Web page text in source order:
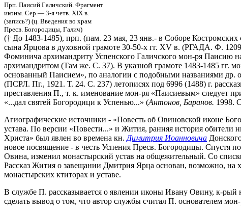
Прп. Паисий Галичский. Фрагмент
иконы. Сер.— 3-я четв. XIX в.
(запись?) (ц. Введения во храм
Пресв. Богородицы, Галич)
(† До 1483-1485), прп. (пам. 23 мая, 23 янв.- в Соборе
сына Ярцова в духовной грамоте 30-50-х гг. XV в. (РГАДА. Ф.
Фоминича архимандриту Успенского Галичского мон-ря Паисию
архимандритом (Там же. С. 37). В указной грамоте 1483-1485 гг.
основанный Паисием», по аналогии с подобными названиями
(ПСРЛ. Пг., 1921. Т. 24. С. 237) летописях под 6996 (1488) г.
преставления П., т. к. именование мон-ря «Паисиевым» следует
«...дал святей Богородици к Успенью...» (Антонов, Баранов. 1998.
Агиографические источники - «Повесть об Овиновской иконе
устава. По версии «Повести...» и Жития, ранняя история
Христа» был явлен во времена кн. Димитрия Иоанновича
новое посвящение - в честь Успения Пресв. Богородицы. Спустя
Овина, изменил монастырский устав на общежительный. Со
Рассказ Жития о завещании Дмитрия Ярца основан, возможно,
монастырских ктиторах и уставе.
В службе П. рассказывается о явлении иконы Ивану Овину, к-рый
сделать вывод о том, что автор службы считал П. основателем мон-